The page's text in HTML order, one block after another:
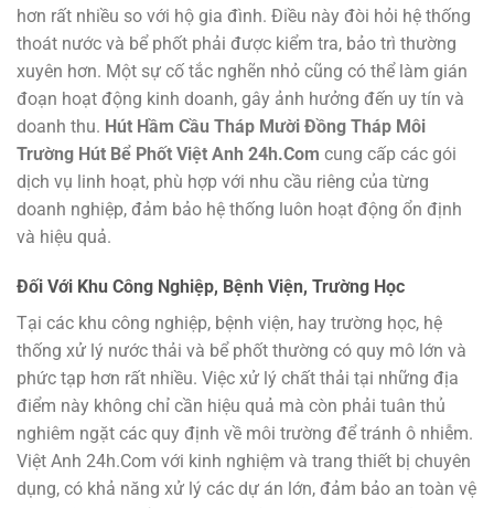
hơn rất nhiều so với hộ gia đình. Điều này đòi hỏi hệ thống
thoát nước và bể phốt phải được kiểm tra, bảo trì thường
xuyên hơn. Một sự cố tắc nghẽn nhỏ cũng có thể làm gián
đoạn hoạt động kinh doanh, gây ảnh hưởng đến uy tín và
doanh thu. Hút Hầm Cầu Tháp Mười Đồng Tháp Môi
Trường Hút Bể Phốt Việt Anh 24h.Com cung cấp các gói
dịch vụ linh hoạt, phù hợp với nhu cầu riêng của từng
doanh nghiệp, đảm bảo hệ thống luôn hoạt động ổn định
và hiệu quả.
Đối Với Khu Công Nghiệp, Bệnh Viện, Trường Học
Tại các khu công nghiệp, bệnh viện, hay trường học, hệ
thống xử lý nước thải và bể phốt thường có quy mô lớn và
phức tạp hơn rất nhiều. Việc xử lý chất thải tại những địa
điểm này không chỉ cần hiệu quả mà còn phải tuân thủ
nghiêm ngặt các quy định về môi trường để tránh ô nhiễm.
Việt Anh 24h.Com với kinh nghiệm và trang thiết bị chuyên
dụng, có khả năng xử lý các dự án lớn, đảm bảo an toàn vệ